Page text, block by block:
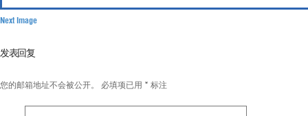
Next Image
发表回复
您的邮箱地址不会被公开。 必填项已用 * 标注